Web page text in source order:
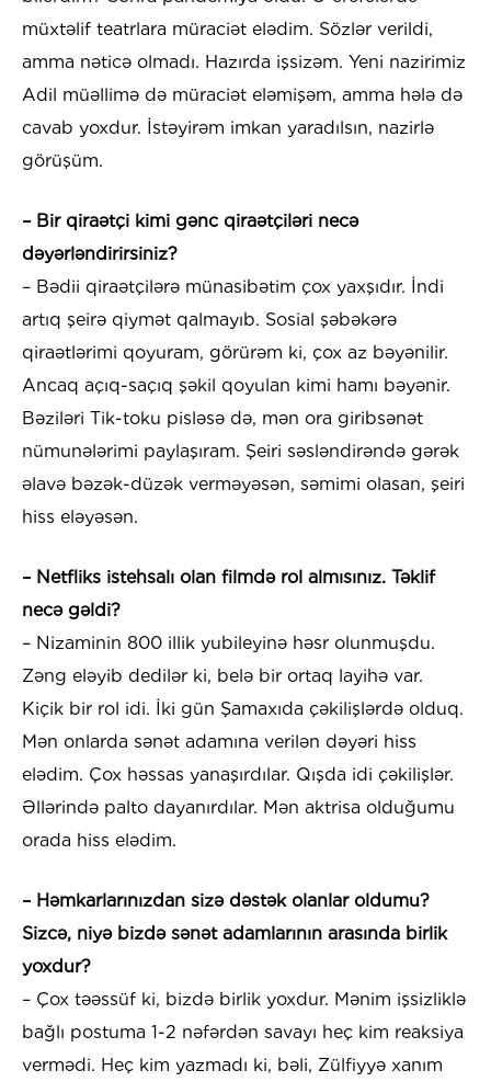
müxtəlif teatrlara müraciət elədim. Sözlər verildi,
amma nəticə olmadı. Hazırda işsizəm. Yeni nazirimiz
Adil müəllimə də müraciət eləmişəm, amma hələ də
cavab yoxdur. İstəyirəm imkan yaradılsın, nazirlə
görüşüm.
– Bir qiraətçi kimi gənc qiraətçiləri necə
dəyərləndirirsiniz?
– Bədii qiraətçilərə münasibətim çox yaxşıdır. İndi
artıq şeirə qiymət qalmayıb. Sosial şəbəkərə
qiraətlərimi qoyuram, görürəm ki, çox az bəyənilir.
Ancaq açıq-saçıq şəkil qoyulan kimi hamı bəyənir.
Bəziləri Tik-toku pisləsə də, mən ora giribsənət
nümunələrimi paylaşıram. Şeiri səsləndirəndə gərək
əlavə bəzək-düzək verməyəsən, səmimi olasan, şeiri
hiss eləyəsən.
– Netfliks istehsalı olan filmdə rol almısınız. Təklif
necə gəldi?
– Nizaminin 800 illik yubileyinə həsr olunmuşdu.
Zəng eləyib dedilər ki, belə bir ortaq layihə var.
Kiçik bir rol idi. İki gün Şamaxıda çəkilişlərdə olduq.
Mən onlarda sənət adamına verilən dəyəri hiss
elədim. Çox həssas yanaşırdılar. Qışda idi çəkilişlər.
Əllərində palto dayanırdılar. Mən aktrisa olduğumu
orada hiss elədim.
– Həmkarlarınızdan sizə dəstək olanlar oldumu?
Sizcə, niyə bizdə sənət adamlarının arasında birlik
yoxdur?
– Çox təəssüf ki, bizdə birlik yoxdur. Mənim işsizliklə
bağlı postuma 1-2 nəfərdən savayı heç kim reaksiya
vermədi. Heç kim yazmadı ki, bəli, Zülfiyyə xanım